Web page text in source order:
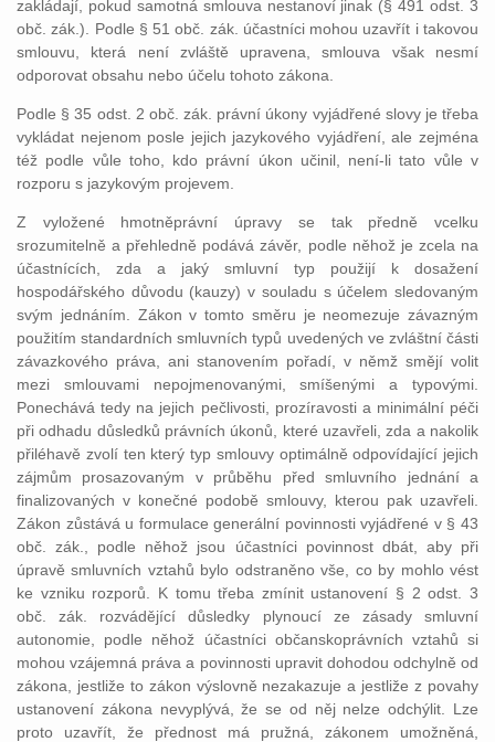
zakládají, pokud samotná smlouva nestanoví jinak (§ 491 odst. 3
obč. zák.). Podle § 51 obč. zák. účastníci mohou uzavřít i takovou
smlouvu, která není zvláště upravena, smlouva však nesmí
odporovat obsahu nebo účelu tohoto zákona.
Podle § 35 odst. 2 obč. zák. právní úkony vyjádřené slovy je třeba
vykládat nejenom posle jejich jazykového vyjádření, ale zejména
též podle vůle toho, kdo právní úkon učinil, není-li tato vůle v
rozporu s jazykovým projevem.
Z vyložené hmotněprávní úpravy se tak předně vcelku
srozumitelně a přehledně podává závěr, podle něhož je zcela na
účastnících, zda a jaký smluvní typ použijí k dosažení
hospodářského důvodu (kauzy) v souladu s účelem sledovaným
svým jednáním. Zákon v tomto směru je neomezuje závazným
použitím standardních smluvních typů uvedených ve zvláštní části
závazkového práva, ani stanovením pořadí, v němž smějí volit
mezi smlouvami nepojmenovanými, smíšenými a typovými.
Ponechává tedy na jejich pečlivosti, prozíravosti a minimální péči
při odhadu důsledků právních úkonů, které uzavřeli, zda a nakolik
přiléhavě zvolí ten který typ smlouvy optimálně odpovídající jejich
zájmům prosazovaným v průběhu před smluvního jednání a
finalizovaných v konečné podobě smlouvy, kterou pak uzavřeli.
Zákon zůstává u formulace generální povinnosti vyjádřené v § 43
obč. zák., podle něhož jsou účastníci povinnost dbát, aby při
úpravě smluvních vztahů bylo odstraněno vše, co by mohlo vést
ke vzniku rozporů. K tomu třeba zmínit ustanovení § 2 odst. 3
obč. zák. rozvádějící důsledky plynoucí ze zásady smluvní
autonomie, podle něhož účastníci občanskoprávních vztahů si
mohou vzájemná práva a povinnosti upravit dohodou odchylně od
zákona, jestliže to zákon výslovně nezakazuje a jestliže z povahy
ustanovení zákona nevyplývá, že se od něj nelze odchýlit. Lze
proto uzavřít, že přednost má pružná, zákonem umožněná,